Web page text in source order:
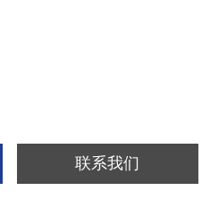
性能测试参数制造，同时兼顾
能的测试参数
联系我们